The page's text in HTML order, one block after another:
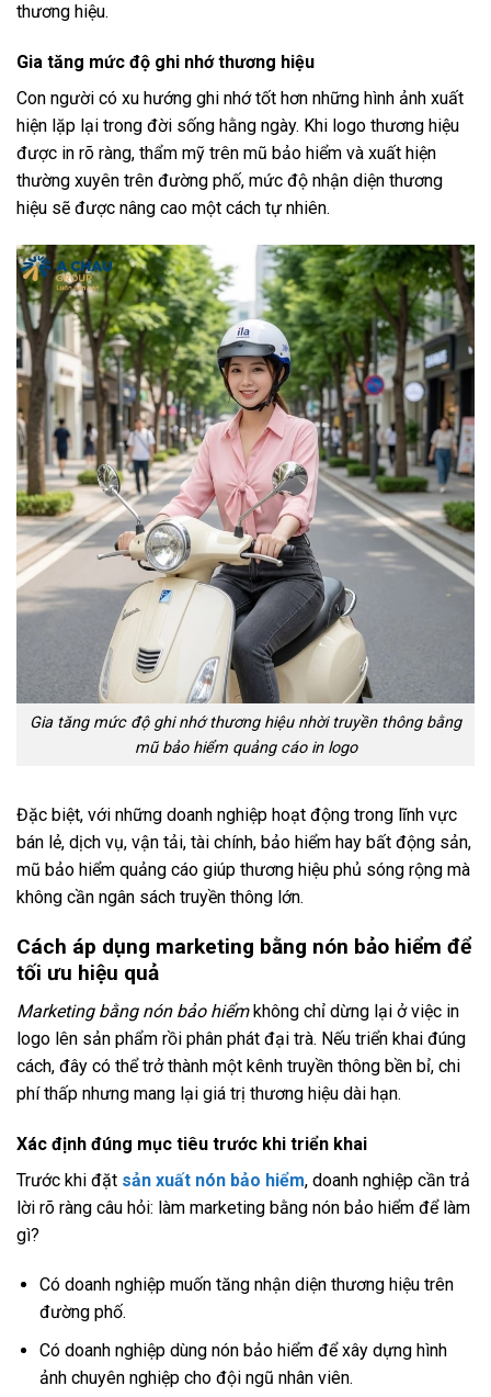
thương hiệu.
Gia tăng mức độ ghi nhớ thương hiệu
Con người có xu hướng ghi nhớ tốt hơn những hình ảnh xuất
hiện lặp lại trong đời sống hằng ngày. Khi logo thương hiệu
được in rõ ràng, thẩm mỹ trên mũ bảo hiểm và xuất hiện
thường xuyên trên đường phố, mức độ nhận diện thương
hiệu sẽ được nâng cao một cách tự nhiên.
Gia tăng mức độ ghi nhớ thương hiệu nhời truyền thông bằng
mũ bảo hiểm quảng cáo in logo
Đặc biệt, với những doanh nghiệp hoạt động trong lĩnh vực
bán lẻ, dịch vụ, vận tải, tài chính, bảo hiểm hay bất động sản,
mũ bảo hiểm quảng cáo giúp thương hiệu phủ sóng rộng mà
không cần ngân sách truyền thông lớn.
Cách áp dụng marketing bằng nón bảo hiểm để
tối ưu hiệu quả
Marketing bằng nón bảo hiểmkhông chỉ dừng lại ở việc in
logo lên sản phẩm rồi phân phát đại trà. Nếu triển khai đúng
cách, đây có thể trở thành một kênh truyền thông bền bỉ, chi
phí thấp nhưng mang lại giá trị thương hiệu dài hạn.
Xác định đúng mục tiêu trước khi triển khai
Trước khi đặt sản xuất nón bảo hiểm, doanh nghiệp cần trả
lời rõ ràng câu hỏi: làm marketing bằng nón bảo hiểm để làm
gì?
Có doanh nghiệp muốn tăng nhận diện thương hiệu trên
đường phố.
Có doanh nghiệp dùng nón bảo hiểm để xây dựng hình
ảnh chuyên nghiệp cho đội ngũ nhân viên.